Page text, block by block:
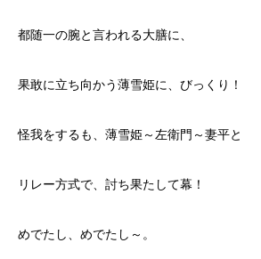
都随一の腕と言われる大膳に、
果敢に立ち向かう薄雪姫に、びっくり！
怪我をするも、薄雪姫～左衛門～妻平と
リレー方式で、討ち果たして幕！
めでたし、めでたし～。